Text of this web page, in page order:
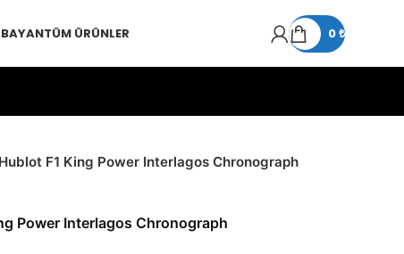
TÜM ÜRÜNLER 0₺
Hublot F1 King Power Interlagos Chronograph
Power Interlagos Chronograph